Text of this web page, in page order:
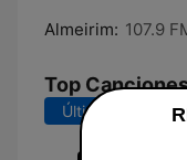
Almeirim: 107.9
Top
Últimos 7 días